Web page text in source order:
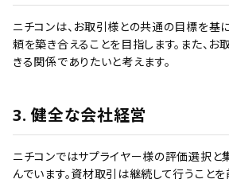
ニチコンは、お取引様との共通の目標を基
頼を築き合えることを目指します。また、
きる関係でありたいと考えます。
3. 健全な会社経営
ニチコンではサプライヤー様の評価選択と
んでいます。資材取引は継続して行うこと